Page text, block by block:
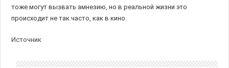
тоже могут вызвать амнезию, но в реальной жизни это
происходит не так часто, как в кино.
Источник